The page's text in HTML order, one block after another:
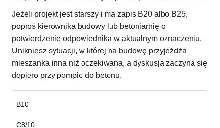
Jeżeli projekt jest starszy i ma zapis B20 albo B25,
poproś kierownika budowy lub betoniarnię o
potwierdzenie odpowiednika w aktualnym oznaczeniu.
Unikniesz sytuacji, w której na budowę przyjeżdża
mieszanka inna niż oczekiwana, a dyskusja zaczyna się
dopiero przy pompie do betonu.
B10
C8/10